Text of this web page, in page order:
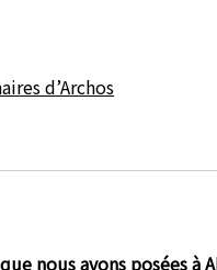
nous avons posées à